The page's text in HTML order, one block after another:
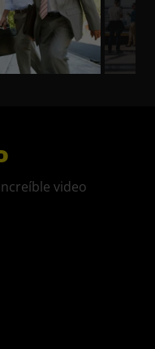
video